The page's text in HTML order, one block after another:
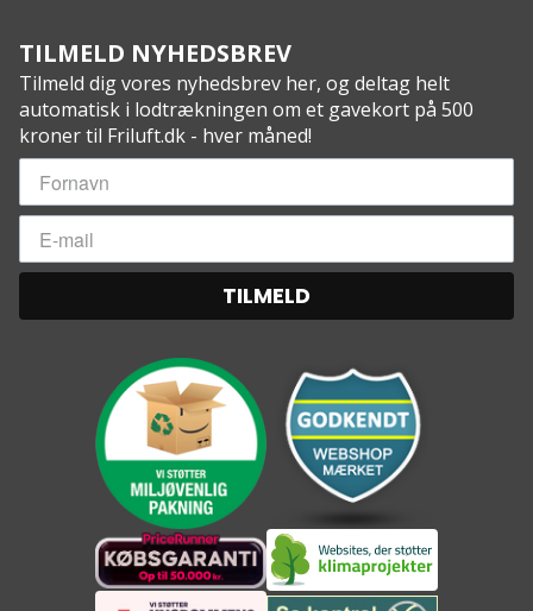
TILMELD NYHEDSBREV
Tilmeld dig vores nyhedsbrev her, og deltag helt
automatisk i lodtrækningen om et gavekort på 500
kroner til Friluft.dk - hver måned!
TILMELD